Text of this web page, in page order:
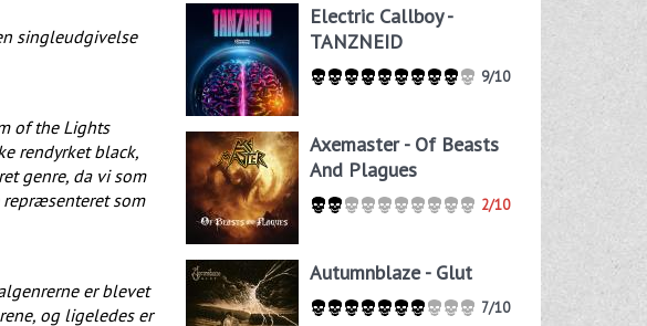
singleudgivelse
of the Lights
rendyrket black,
genre, da vi som
som
er blevet
og ligeledes er
Electric Callboy -
TANZNEID
9/10
Axemaster - Of Beasts
And Plagues
2/10
Autumnblaze - Glut
7/10